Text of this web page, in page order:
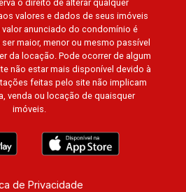
o direito de alterar qualquer
valores e dados de seus imóveis
valor anunciado do condomínio é
maior, menor ou mesmo passível
da locação. Pode ocorrer de algum
não estar mais disponível devido à
feitas pelo site não implicam
venda ou locação de quaisquer
imóveis.
de Privacidade